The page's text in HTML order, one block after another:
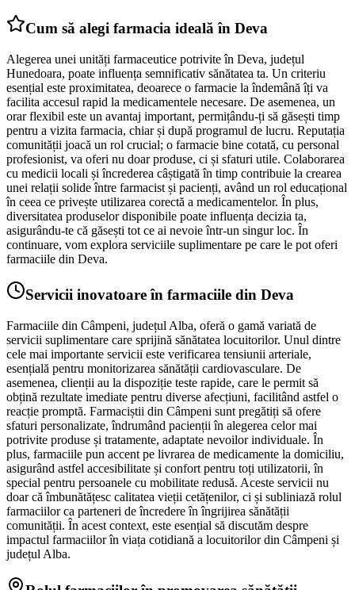
Cum să alegi farmacia ideală în Deva
Alegerea unei unități farmaceutice potrivite în Deva, județul
Hunedoara, poate influența semnificativ sănătatea ta. Un criteriu
esențial este proximitatea, deoarece o farmacie la îndemână îți va
facilita accesul rapid la medicamentele necesare. De asemenea, un
orar flexibil este un avantaj important, permițându-ți să găsești timp
pentru a vizita farmacia, chiar și după programul de lucru. Reputația
comunității joacă un rol crucial; o farmacie bine cotată, cu personal
profesionist, va oferi nu doar produse, ci și sfaturi utile. Colaborarea
cu medicii locali și încrederea câștigată în timp contribuie la crearea
unei relații solide între farmacist și pacienți, având un rol educațional
în ceea ce privește utilizarea corectă a medicamentelor. În plus,
diversitatea produselor disponibile poate influența decizia ta,
asigurându-te că găsești tot ce ai nevoie într-un singur loc. În
continuare, vom explora serviciile suplimentare pe care le pot oferi
farmaciile din Deva.
Servicii inovatoare în farmaciile din Deva
Farmaciile din Câmpeni, județul Alba, oferă o gamă variată de
servicii suplimentare care sprijină sănătatea locuitorilor. Unul dintre
cele mai importante servicii este verificarea tensiunii arteriale,
esențială pentru monitorizarea sănătății cardiovasculare. De
asemenea, clienții au la dispoziție teste rapide, care le permit să
obțină rezultate imediate pentru diverse afecțiuni, facilitând astfel o
reacție promptă. Farmaciștii din Câmpeni sunt pregătiți să ofere
sfaturi personalizate, îndrumând pacienții în alegerea celor mai
potrivite produse și tratamente, adaptate nevoilor individuale. În
plus, farmaciile pun accent pe livrarea de medicamente la domiciliu,
asigurând astfel accesibilitate și confort pentru toți utilizatorii, în
special pentru persoanele cu mobilitate redusă. Aceste servicii nu
doar că îmbunătățesc calitatea vieții cetățenilor, ci și subliniază rolul
farmaciilor ca parteneri de încredere în îngrijirea sănătății
comunității. În acest context, este esențial să discutăm despre
impactul farmaciilor în viața cotidiană a locuitorilor din Câmpeni și
județul Alba.